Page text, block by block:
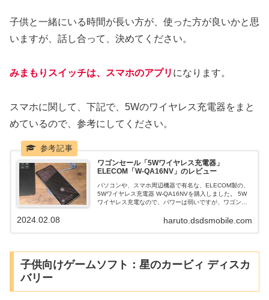
子供と一緒にいる時間が長い方が、使った方が良いかと思
いますが、話し合って、決めてください。
みまもりスイッチは、スマホのアプリ になります。
スマホに関して、下記で、5Wのワイヤレス充電器をまと
めているので、参考にしてください。
ワゴンセール「5Wワイヤレス充電器」
ELECOM「W-QA16NV」のレビュー
パソコンや、スマホ周辺機器で有名な、ELECOM製の、
5Wワイヤレス充電器 W-QA16NVを購入しました。 5W
ワイヤレス充電なので、パワーは弱いですが、ワゴンセ
は、置くだけで、スマホの充電が出来るので、その手軽
haruto.dsdsmobile.com
2024.02.08
子供向けゲームソフト：星のカービィ ディスカ
バリー